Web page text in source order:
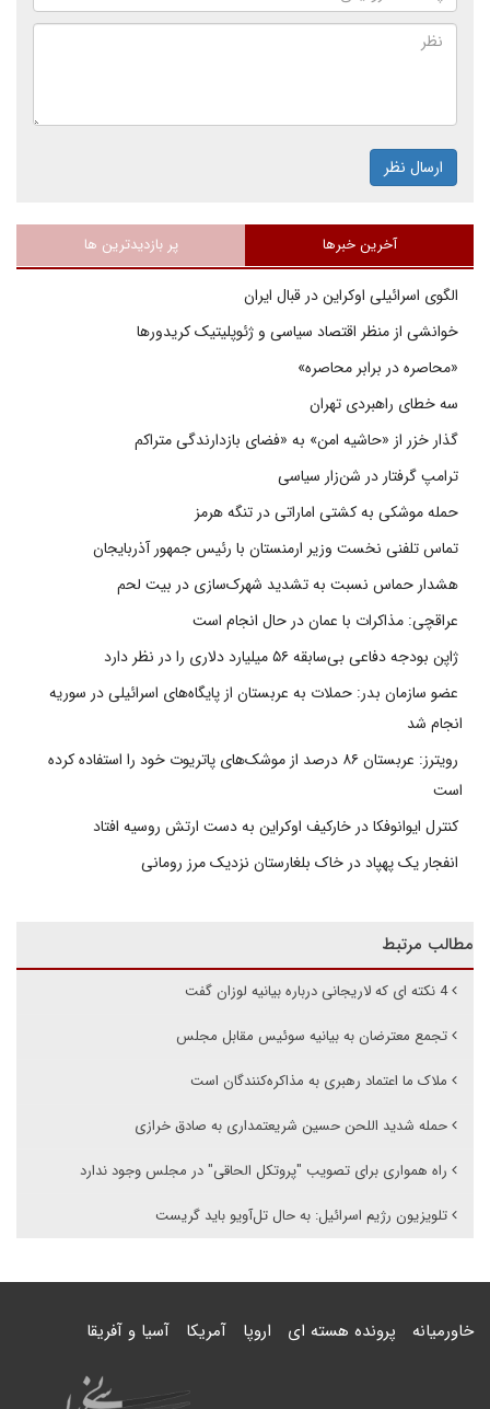
ارسال نظر
آخرین خبرها پر بازدیدترین ها
الگوی اسرائیلی اوکراین در قبال ایران
خوانشی از منظر اقتصاد سیاسی و ژئوپلیتیک کریدورها
«محاصره در برابر محاصره»
سه خطای راهبردی تهران
گذار خزر از «حاشیه امن» به «فضای بازدارندگی متراکم
ترامپ گرفتار در شن‌زار سیاسی
حمله موشکی به کشتی اماراتی در تنگه هرمز
تماس تلفنی نخست وزیر ارمنستان با رئیس جمهور آذربایجان
هشدار حماس نسبت به تشدید شهرک‌سازی در بیت‌ لحم
عراقچی: مذاکرات با عمان در حال انجام است
ژاپن بودجه دفاعی بی‌سابقه ۵۶ میلیارد دلاری را در نظر دارد
عضو سازمان بدر: حملات به عربستان از پایگاه‌های اسرائیلی در سوریه
انجام شد
رویترز: عربستان ۸۶ درصد از موشک‌های پاتریوت خود را استفاده کرده
است
کنترل ایوانوفکا در خارکیف اوکراین به دست ارتش روسیه افتاد
انفجار یک پهپاد در خاک بلغارستان نزدیک مرز رومانی
مطالب مرتبط
4 نکته ای که لاریجانی درباره بیانیه لوزان گفت
تجمع معترضان به بیانیه سوئیس مقابل مجلس
ملاک ما اعتماد رهبری به مذاکره‌کنندگان است
حمله شدید اللحن حسین شریعتمداری به صادق خرازی
راه همواری برای تصویب "پروتکل الحاقی" در مجلس وجود ندارد
تلویزیون رژیم اسرائیل: به حال تل‌آویو باید گریست
خاورمیانه پرونده هسته ای اروپا آمریکا آسیا و آفریقا